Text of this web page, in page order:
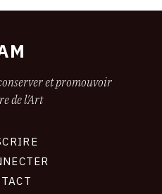
et promouvoir
de l'Art